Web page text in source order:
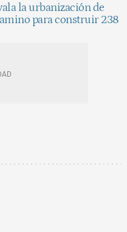
la urbanización de
para construir 238